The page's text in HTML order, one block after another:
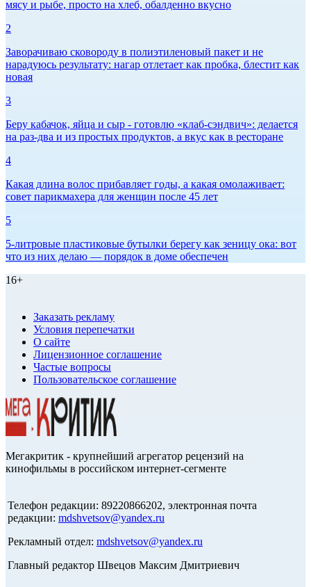
мясу и рыбе, просто на хлеб, обалденно вкусно
2
Заворачиваю сковороду в полиэтиленовый пакет и не
нарадуюсь результату: нагар отлетает как пробка, блестит как
новая
3
Беру кабачок, яйца и сыр - готовлю «клаб-сэндвич»: делается
на раз-два и из простых продуктов, а вкус как в ресторане
4
Какая длина волос прибавляет годы, а какая омолаживает:
совет парикмахера для женщин после 45 лет
5
5-литровые пластиковые бутылки берегу как зеницу ока: вот
что из них делаю — порядок в доме обеспечен
16+
Заказать рекламу
Условия перепечатки
О сайте
Лицензионное соглашение
Частые вопросы
Пользовательское соглашение
Мегакритик - крупнейший агрегатор рецензий на
кинофильмы в российском интернет-сегменте
Телефон редакции: 89220866202, электронная почта
редакции: mdshvetsov@yandex.ru
Рекламный отдел: mdshvetsov@yandex.ru
Главный редактор Швецов Максим Дмитриевич